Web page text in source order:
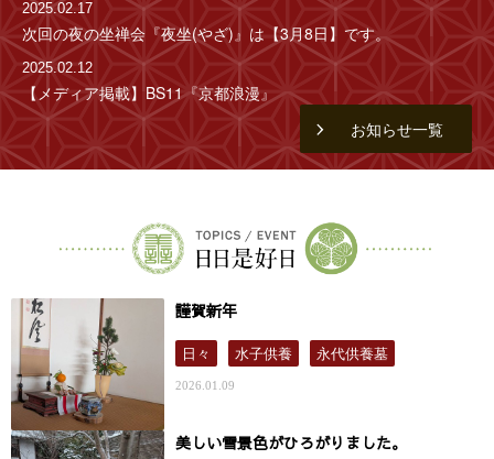
2025.02.17
次回の夜の坐禅会『夜坐(やざ)』は【3月8日】です。
2025.02.12
【メディア掲載】BS11『京都浪漫』
お知らせ一覧
謹賀新年
日々 水子供養 永代供養墓
2026.01.09
美しい雪景色がひろがりました。